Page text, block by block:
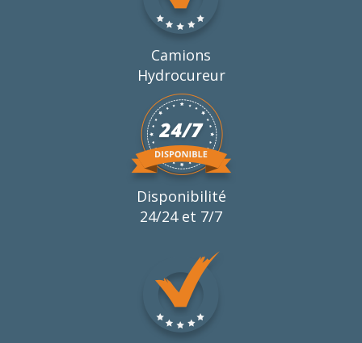
Camions
Hydrocureur
Disponibilité
24/24 et 7/7